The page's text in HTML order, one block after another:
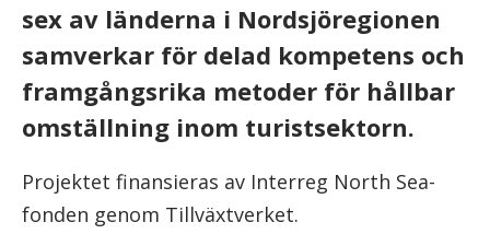
sex av länderna i Nordsjöregionen
samverkar för delad kompetens och
framgångsrika metoder för hållbar
omställning inom turistsektorn.
Projektet finansieras av Interreg North Sea-
fonden genom Tillväxtverket.